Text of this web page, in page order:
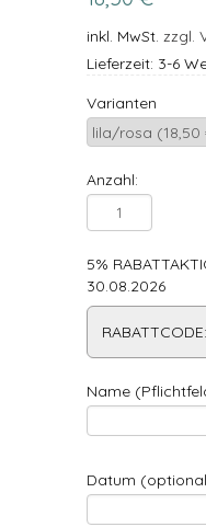
inkl. MwSt. zzgl.
Lieferzeit: 3-6
Varianten
Anzahl:
5%
30.08.2026
Name
Datum